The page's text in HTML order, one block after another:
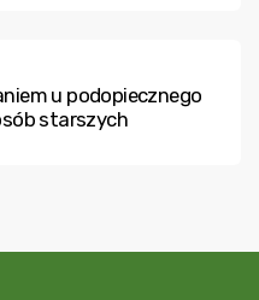
u podopiecznego
starszych